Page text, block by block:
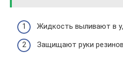
Жидкость выливают в
Защищают руки